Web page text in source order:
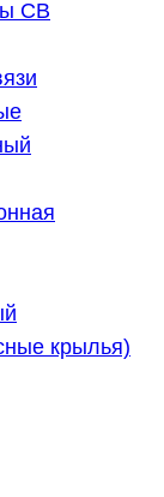
СВ
крылья)